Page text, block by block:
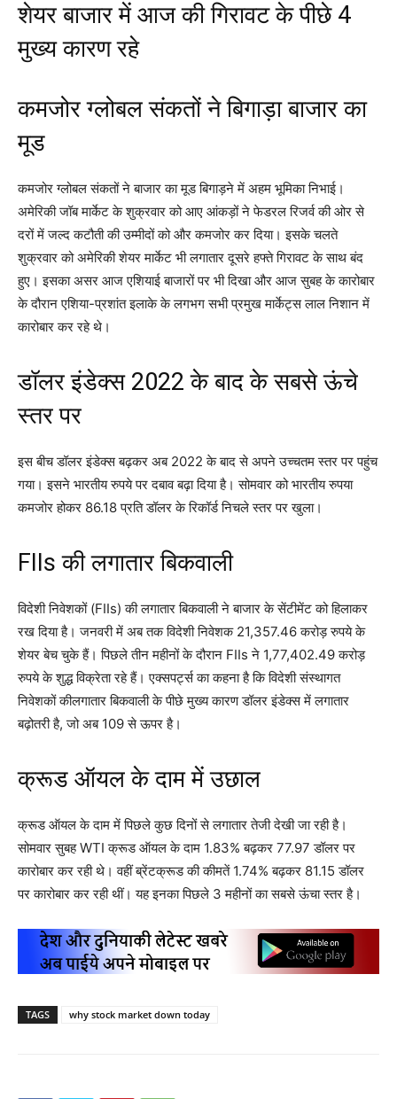
शेयर बाजार में आज की गिरावट के पीछे 4
मुख्य कारण रहे
कमजोर ग्लोबल संकतों ने बिगाड़ा बाजार का
मूड
कमजोर ग्लोबल संकतों ने बाजार का मूड बिगाड़ने में अहम भूमिका निभाई।
अमेरिकी जॉब मार्केट के शुक्रवार को आए आंकड़ों ने फेडरल रिजर्व की ओर से
दरों में जल्द कटौती की उम्मीदों को और कमजोर कर दिया। इसके चलते
शुक्रवार को अमेरिकी शेयर मार्केट भी लगातार दूसरे हफ्ते गिरावट के साथ बंद
हुए। इसका असर आज एशियाई बाजारों पर भी दिखा और आज सुबह के कारोबार
के दौरान एशिया-प्रशांत इलाके के लगभग सभी प्रमुख मार्केट्स लाल निशान में
कारोबार कर रहे थे।
डॉलर इंडेक्स 2022 के बाद के सबसे ऊंचे
स्तर पर
इस बीच डॉलर इंडेक्स बढ़कर अब 2022 के बाद से अपने उच्चतम स्तर पर पहुंच
गया। इसने भारतीय रुपये पर दबाव बढ़ा दिया है। सोमवार को भारतीय रुपया
कमजोर होकर 86.18 प्रति डॉलर के रिकॉर्ड निचले स्तर पर खुला।
FIIs की लगातार बिकवाली
विदेशी निवेशकों (FIIs) की लगातार बिकवाली ने बाजार के सेंटीमेंट को हिलाकर
रख दिया है। जनवरी में अब तक विदेशी निवेशक 21,357.46 करोड़ रुपये के
शेयर बेच चुके हैं। पिछले तीन महीनों के दौरान FIIs ने 1,77,402.49 करोड़
रुपये के शुद्ध विक्रेता रहे हैं। एक्सपर्ट्स का कहना है कि विदेशी संस्थागत
निवेशकों कीलगातार बिकवाली के पीछे मुख्य कारण डॉलर इंडेक्स में लगातार
बढ़ोतरी है, जो अब 109 से ऊपर है।
क्रूड ऑयल के दाम में उछाल
क्रूड ऑयल के दाम में पिछले कुछ दिनों से लगातार तेजी देखी जा रही है।
सोमवार सुबह WTI क्रूड ऑयल के दाम 1.83% बढ़कर 77.97 डॉलर पर
कारोबार कर रही थे। वहीं ब्रेंटक्रूड की कीमतें 1.74% बढ़कर 81.15 डॉलर
पर कारोबार कर रही थीं। यह इनका पिछले 3 महीनों का सबसे ऊंचा स्तर है।
TAGS why stock market down today